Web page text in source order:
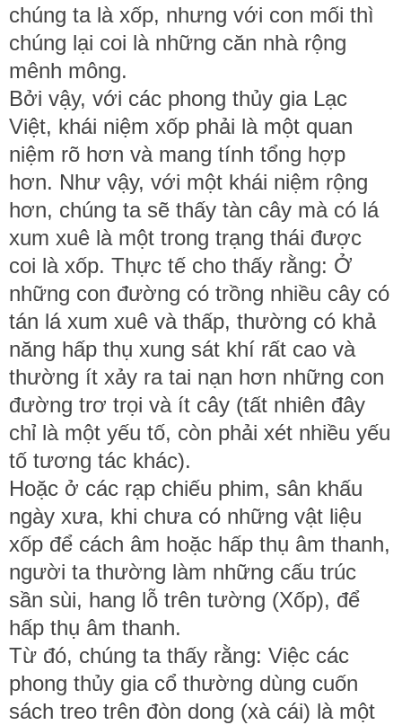
chúng ta là xốp, nhưng với con mối thì
chúng lại coi là những căn nhà rộng
mênh mông.
Bởi vậy, với các phong thủy gia Lạc
Việt, khái niệm xốp phải là một quan
niệm rõ hơn và mang tính tổng hợp
hơn. Như vậy, với một khái niệm rộng
hơn, chúng ta sẽ thấy tàn cây mà có lá
xum xuê là một trong trạng thái được
coi là xốp. Thực tế cho thấy rằng: Ở
những con đường có trồng nhiều cây có
tán lá xum xuê và thấp, thường có khả
năng hấp thụ xung sát khí rất cao và
thường ít xảy ra tai nạn hơn những con
đường trơ trọi và ít cây (tất nhiên đây
chỉ là một yếu tố, còn phải xét nhiều yếu
tố tương tác khác).
Hoặc ở các rạp chiếu phim, sân khấu
ngày xưa, khi chưa có những vật liệu
xốp để cách âm hoặc hấp thụ âm thanh,
người ta thường làm những cấu trúc
sần sùi, hang lỗ trên tường (Xốp), để
hấp thụ âm thanh.
Từ đó, chúng ta thấy rằng: Việc các
phong thủy gia cổ thường dùng cuốn
sách treo trên đòn dong (xà cái) là một